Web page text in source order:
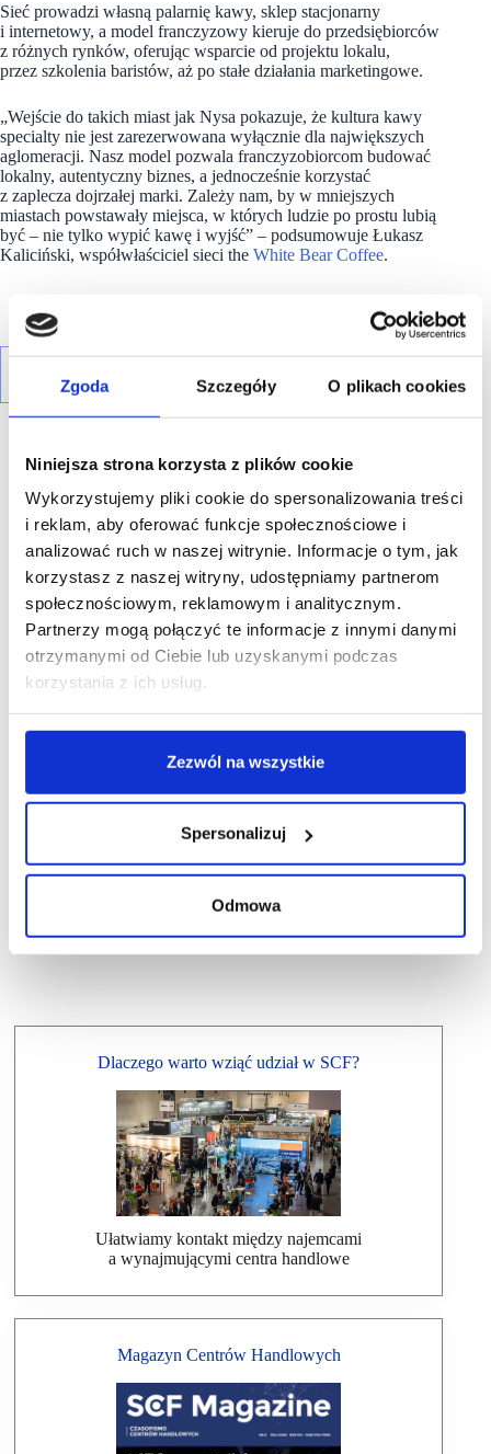
Zgoda Szczegóły O plikach cookies
Niniejsza strona korzysta z plików cookie
Wykorzystujemy pliki cookie do spersonalizowania treści
i reklam, aby oferować funkcje społecznościowe i
analizować ruch w naszej witrynie. Informacje o tym, jak
korzystasz z naszej witryny, udostępniamy partnerom
społecznościowym, reklamowym i analitycznym.
Partnerzy mogą połączyć te informacje z innymi danymi
otrzymanymi od Ciebie lub uzyskanymi podczas
korzystania z ich usług.
Zezwól na wszystkie
Spersonalizuj
Odmowa
Sieć prowadzi własną palarnię kawy, sklep stacjonarny
i internetowy, a model franczyzowy kieruje do przedsiębiorców
z różnych rynków, oferując wsparcie od projektu lokalu,
przez szkolenia baristów, aż po stałe działania marketingowe.
„Wejście do takich miast jak Nysa pokazuje, że kultura kawy
specialty nie jest zarezerwowana wyłącznie dla największych
aglomeracji. Nasz model pozwala franczyzobiorcom budować
lokalny, autentyczny biznes, a jednocześnie korzystać
z zaplecza dojrzałej marki. Zależy nam, by w mniejszych
miastach powstawały miejsca, w których ludzie po prostu lubią
być – nie tylko wypić kawę i wyjść” – podsumowuje Łukasz
Kaliciński, współwłaściciel sieci the White Bear Coffee.
R E K L A M A
Dlaczego warto wziąć udział w SCF?
Ułatwiamy kontakt między najemcami
a wynajmującymi centra handlowe
Magazyn Centrów Handlowych